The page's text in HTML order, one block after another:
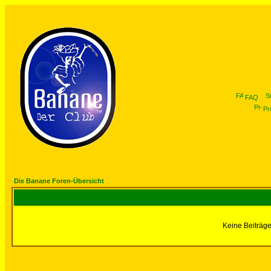
FAQ
Die Banane Foren-Übersicht
Keine